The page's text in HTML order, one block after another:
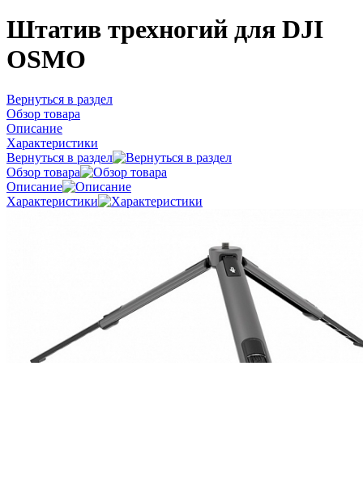
Штатив трехногий для DJI
OSMO
Вернуться в раздел
Обзор товара
Описание
Характеристики
Вернуться в раздел
Обзор товара
Описание
Характеристики